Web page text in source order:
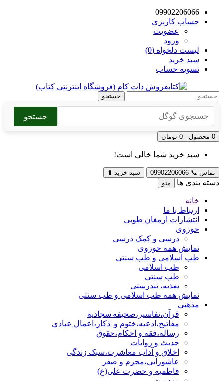
09902206066
حساب کاربری
عضویت
ورود
لیست دلخواه (0)
سبد خرید
تسویه حساب
جستجو
جستجو
0 محصول - 0 تومان
سبد خرید شما خالی است!
تماس 📞
09902206066 سبد خرید ⬆
دسته بندی ها منو
خانه
ارتباط با ما
انتشارات ارمغان طوبی
حوزوی
درسی و کمک درسی
نمایش همه حوزوی
طب اسلامی و طب سنتی
طب اسلامی
طب سنتی
تغذیه، تندرستی
نمایش همه طب اسلامی و طب سنتی
مذهبی
قرآن،تفاسیر،صحیفه سجادیه
مفاتیح،ادعیه،ختوم و اذکار،اعمال عبادی
رساله،فقه و احکام،حقوق
حدیث و روایات
اخلاق و آداب معاشرت،سبک زندگی
عاشورایی،محرم و صفر
فاطمیه و حضرت علی(ع)